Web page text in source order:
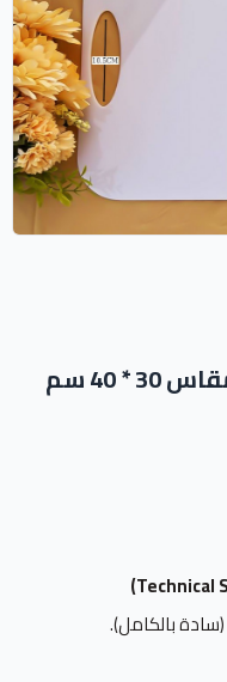
40 سم
بالكامل).